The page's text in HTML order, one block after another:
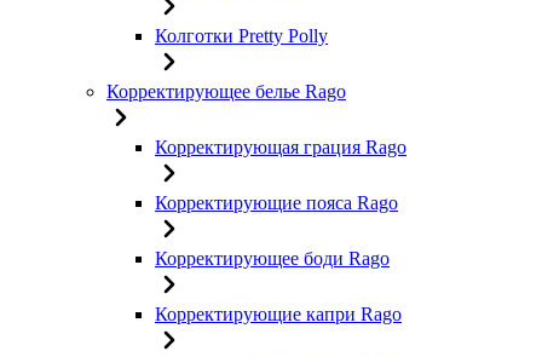
Колготки Pretty Polly
Корректирующее белье Rago
Корректирующая грация Rago
Корректирующие пояса Rago
Корректирующее боди Rago
Корректирующие капри Rago